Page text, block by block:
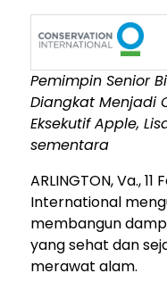
Pemimpin Senior
Diangkat Menjadi
Eksekutif Apple,
sementara
ARLINGTON, Va.,11
International
membangun
yang sehat dan
merawat alam.